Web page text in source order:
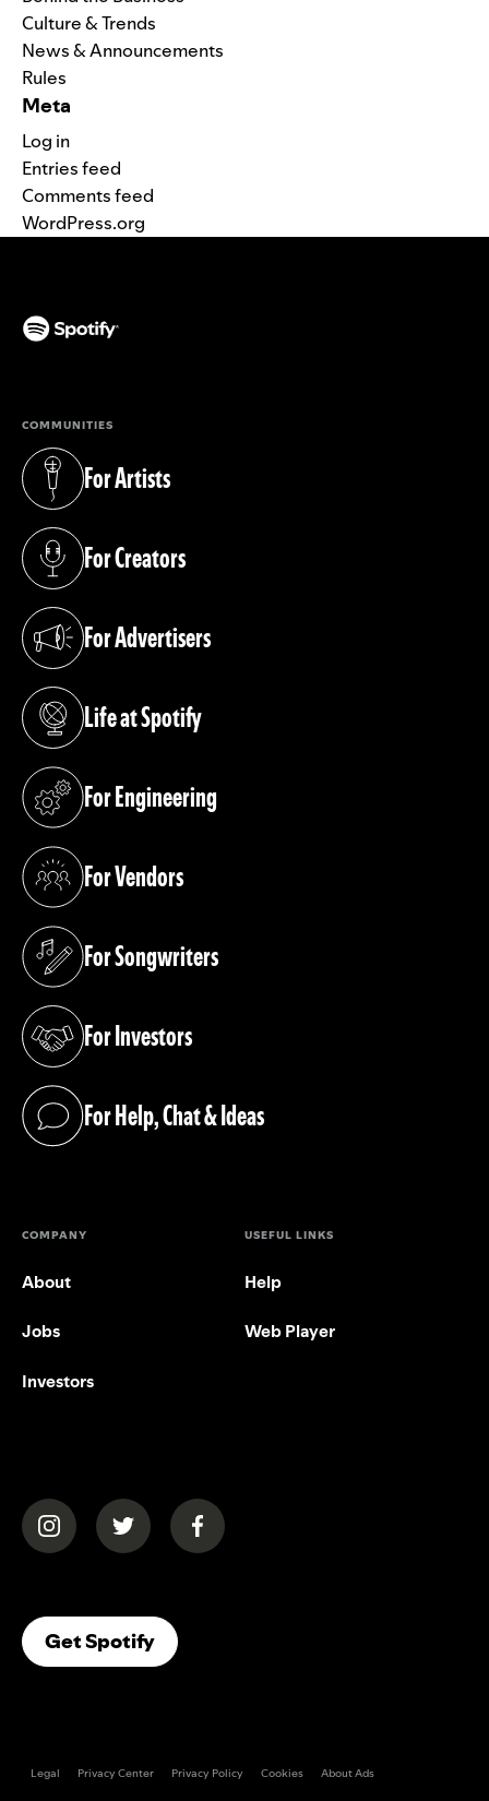
Culture & Trends
News & Announcements
Rules
Meta
Log in
Entries feed
Comments feed
WordPress.org
COMMUNITIES
For Artists
(opens in a new tab)
For Creators
(opens in a new tab)
For Advertisers
(opens in a new tab)
Life at Spotify
(opens in a new tab)
For Engineering
(opens in a new tab)
For Vendors
(opens in a new tab)
For Songwriters
(opens in a new tab)
For Investors
(opens in a new tab)
For Help, Chat & Ideas
(opens in a new tab)
COMPANY
About
Jobs
Investors
USEFUL LINKS
Help
Web Player
(opens in a new tab)(opens in a new tab)(opens in a new tab)
Get Spotify(opens In A New Tab)
Legal Privacy Center Privacy Policy Cookies About Ads